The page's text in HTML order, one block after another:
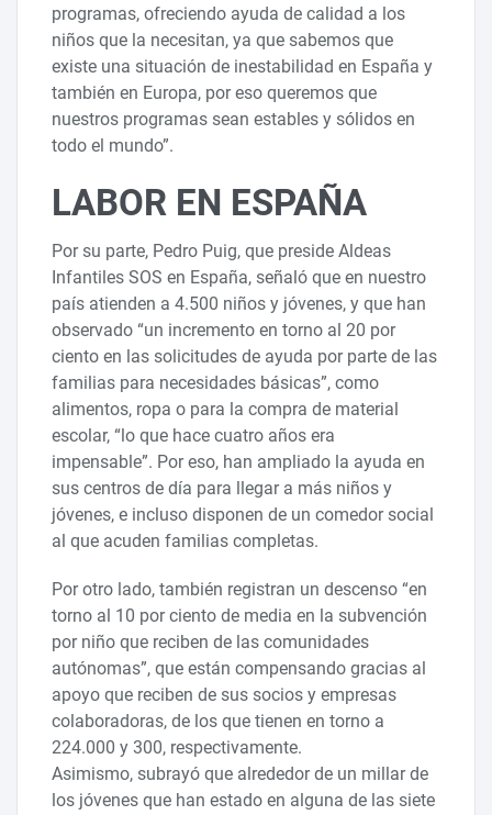
programas, ofreciendo ayuda de calidad a los
niños que la necesitan, ya que sabemos que
existe una situación de inestabilidad en España y
también en Europa, por eso queremos que
nuestros programas sean estables y sólidos en
todo el mundo”.
LABOR EN ESPAÑA
Por su parte, Pedro Puig, que preside Aldeas
Infantiles SOS en España, señaló que en nuestro
país atienden a 4.500 niños y jóvenes, y que han
observado “un incremento en torno al 20 por
ciento en las solicitudes de ayuda por parte de las
familias para necesidades básicas”, como
alimentos, ropa o para la compra de material
escolar, “lo que hace cuatro años era
impensable”. Por eso, han ampliado la ayuda en
sus centros de día para llegar a más niños y
jóvenes, e incluso disponen de un comedor social
al que acuden familias completas.
Por otro lado, también registran un descenso “en
torno al 10 por ciento de media en la subvención
por niño que reciben de las comunidades
autónomas”, que están compensando gracias al
apoyo que reciben de sus socios y empresas
colaboradoras, de los que tienen en torno a
224.000 y 300, respectivamente.
Asimismo, subrayó que alrededor de un millar de
los jóvenes que han estado en alguna de las siete